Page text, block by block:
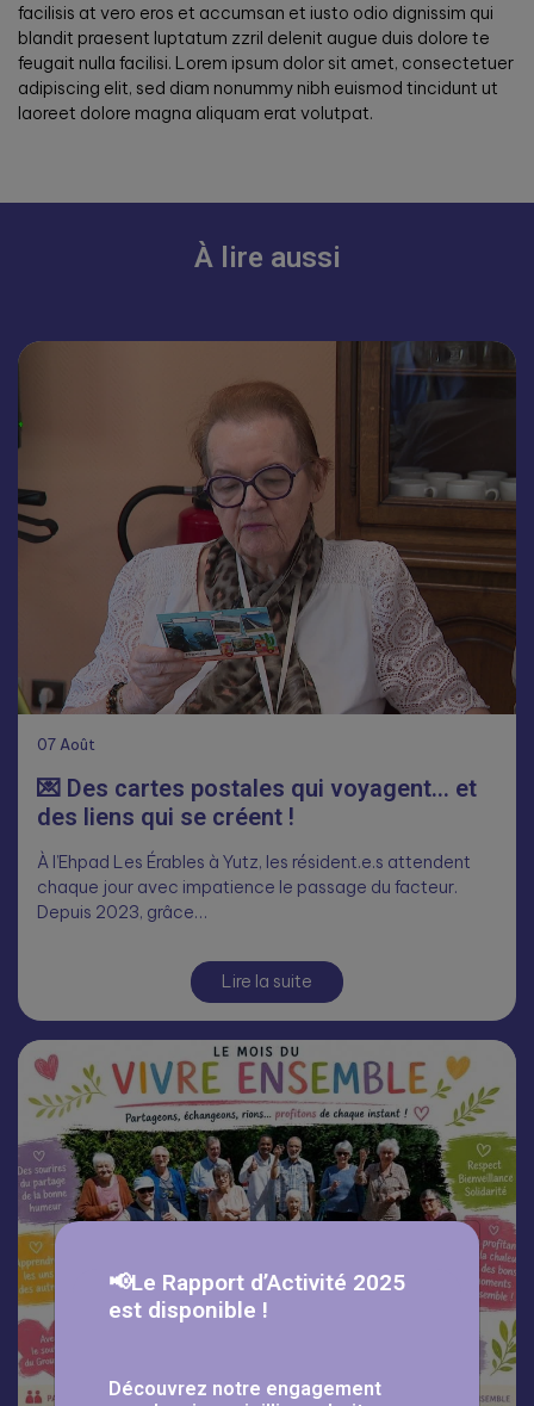
facilisis at vero eros et accumsan et iusto odio dignissim qui
blandit praesent luptatum zzril delenit augue duis dolore te
feugait nulla facilisi. Lorem ipsum dolor sit amet, consectetuer
adipiscing elit, sed diam nonummy nibh euismod tincidunt ut
laoreet dolore magna aliquam erat volutpat.
À lire aussi
07 Août
💌 Des cartes postales qui voyagent… et
des liens qui se créent !
À l’Ehpad Les Érables à Yutz, les résident.e.s attendent
chaque jour avec impatience le passage du facteur.
Depuis 2023, grâce…
Lire la suite
📢Le Rapport d’Activité 2025
est disponible !
Découvrez notre engagement